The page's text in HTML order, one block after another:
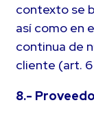
contexto se
así como en
continua de
cliente (art. 6
8.-